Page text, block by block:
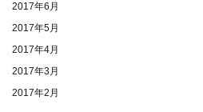
2017年6月
2017年5月
2017年4月
2017年3月
2017年2月